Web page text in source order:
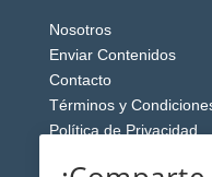
Nosotros
Enviar Contenidos
Contacto
Términos y
Política de Privacidad